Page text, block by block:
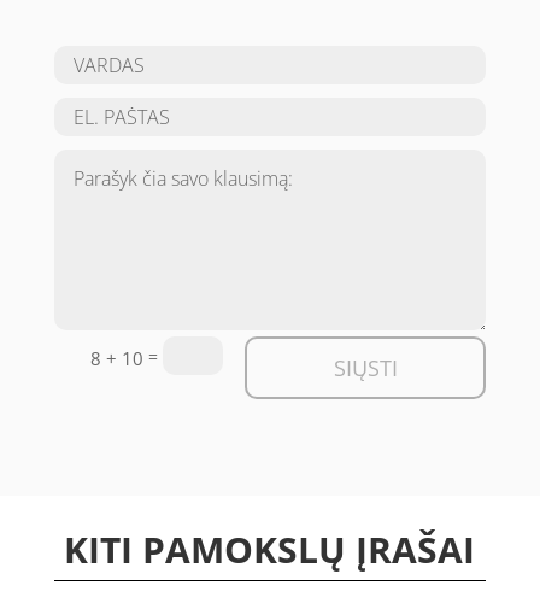
8 + 10 = SIŲSTI
KITI PAMOKSLŲ ĮRAŠAI